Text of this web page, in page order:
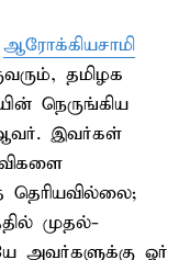
ஆரோக்கியசாமி
தமிழக
நெருங்கிய
இவர்கள்
தெரியவில்லை;
முதல்-
அவர்களுக்கு ஓர்